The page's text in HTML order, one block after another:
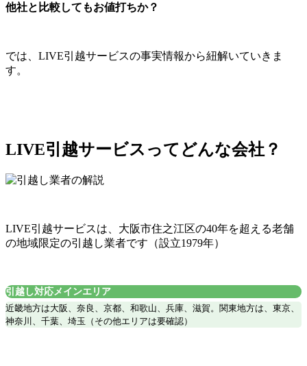
他社と比較してもお値打ちか？
では、LIVE引越サービスの事実情報から紐解いていきま
す。
LIVE引越サービスってどんな会社？
LIVE引越サービスは、大阪市住之江区の40年を超える老舗
の地域限定の引越し業者です（設立1979年）
引越し対応メインエリア
近畿地方は大阪、奈良、京都、和歌山、兵庫、滋賀。関東地方は、東京、
神奈川、千葉、埼玉（その他エリアは要確認）